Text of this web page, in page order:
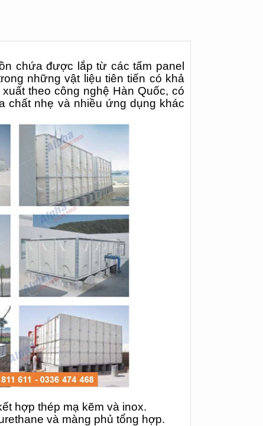
chứa được lắp từ các tấm panel
những vật liệu tiên tiến có khả
theo công nghệ Hàn Quốc, có
chất nhẹ và nhiều ứng dụng khác
hợp thép mạ kẽm và inox.
và màng phủ tổng hợp.